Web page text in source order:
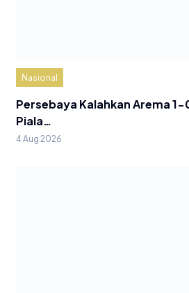
Nasional
Persebaya Kalahkan Arema 1-
Piala…
4 Aug 2026